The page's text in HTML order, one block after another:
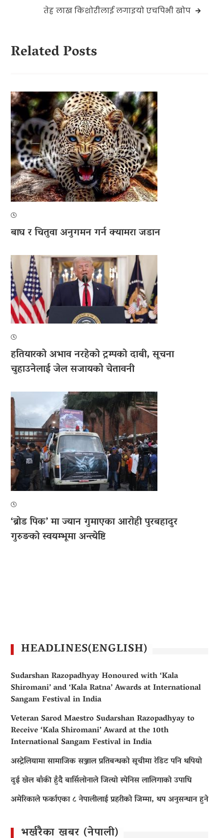
तेह्र लाख किशोरीलाई लगाइयो एचपिभी खोप
Related Posts
बाघ र चितुवा अनुगमन गर्न क्यामरा जडान
हतियारको अभाव नरहेको ट्रम्पको दाबी, सूचना
चुहाउनेलाई जेल सजायको चेतावनी
‘ब्रोड पिक’ मा ज्यान गुमाएका आराेही पुरबहादुर
गुरुङको स्वयम्भूमा अन्त्येष्टि
HEADLINES(ENGLISH)
Sudarshan Razopadhyay Honoured with ‘Kala
Shiromani’ and ‘Kala Ratna’ Awards at International
Sangam Festival in India
Veteran Sarod Maestro Sudarshan Razopadhyay to
Receive ‘Kala Shiromani’ Award at the 10th
International Sangam Festival in India
अस्ट्रेलियामा सामाजिक सञ्जाल प्रतिबन्धको सूचीमा रेडिट पनि थपियो
दुई खेल बाँकी हुँदै बार्सिलोनाले जित्यो स्पेनिस लालिगाको उपाधि
अमेरिकाले फर्काएका ८ नेपालीलाई प्रहरीको जिम्मा, थप अनुसन्धान हुने
भर्खरैका खबर (नेपाली)